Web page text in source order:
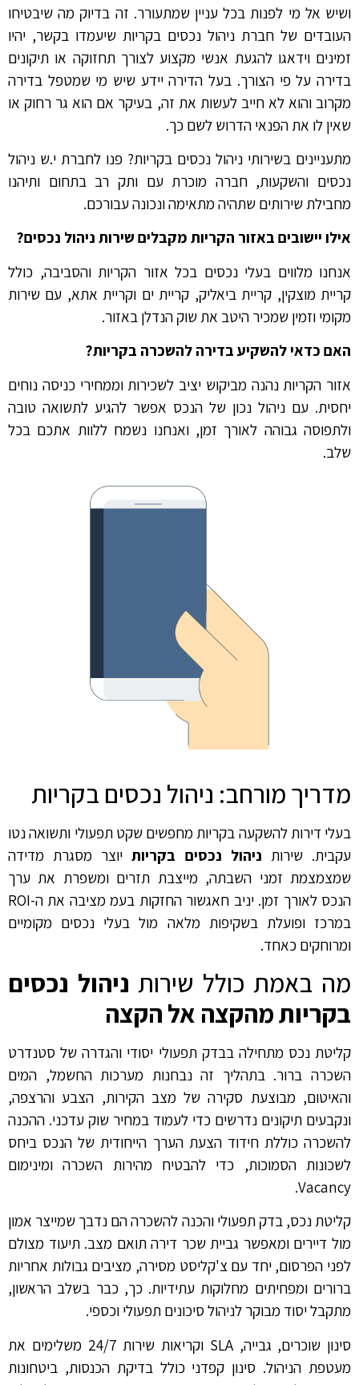
ושיש אל מי לפנות בכל עניין שמתעורר. זה בדיוק מה שיבטיחו
העובדים של חברת ניהול נכסים בקריות שיעמדו בקשר, יהיו
זמינים וידאגו להגעת אנשי מקצוע לצורך תחזוקה או תיקונים
בדירה על פי הצורך. בעל הדירה יידע שיש מי שמטפל בדירה
מקרוב והוא לא חייב לעשות את זה, בעיקר אם הוא גר רחוק או
שאין לו את הפנאי הדרוש לשם כך.
מתעניינים בשירותי ניהול נכסים בקריות? פנו לחברת י.ש ניהול
נכסים והשקעות, חברה מוכרת עם ותק רב בתחום ותיהנו
מחבילת שירותים שתהיה מתאימה ונכונה עבורכם.
אילו יישובים באזור הקריות מקבלים שירות ניהול נכסים?
אנחנו מלווים בעלי נכסים בכל אזור הקריות והסביבה, כולל
קריית מוצקין, קריית ביאליק, קריית ים וקריית אתא, עם שירות
מקומי וזמין שמכיר היטב את שוק הנדלן באזור.
האם כדאי להשקיע בדירה להשכרה בקריות?
אזור הקריות נהנה מביקוש יציב לשכירות וממחירי כניסה נוחים
יחסית. עם ניהול נכון של הנכס אפשר להגיע לתשואה טובה
ולתפוסה גבוהה לאורך זמן, ואנחנו נשמח ללוות אתכם בכל
שלב.
מדריך מורחב: ניהול נכסים בקריות
בעלי דירות להשקעה בקריות מחפשים שקט תפעולי ותשואה נטו
עקבית. שירות ניהול נכסים בקריותיוצר מסגרת מדידה
שמצמצמת זמני השבתה, מייצבת תזרים ומשפרת את ערך
הנכס לאורך זמן. יניב חאגשור החזקות בעמ מציבה את ה-ROI
במרכז ופועלת בשקיפות מלאה מול בעלי נכסים מקומיים
ומרוחקים כאחד.
מה באמת כולל שירות ניהול נכסים
בקריות מהקצה אל הקצה
קליטת נכס מתחילה בבדק תפעולי יסודי והגדרה של סטנדרט
השכרה ברור. בתהליך זה נבחנות מערכות החשמל, המים
והאיטום, מבוצעת סקירה של מצב הקירות, הצבע והרצפה,
ונקבעים תיקונים נדרשים כדי לעמוד במחיר שוק עדכני. ההכנה
להשכרה כוללת חידוד הצעת הערך הייחודית של הנכס ביחס
לשכונות הסמוכות, כדי להבטיח מהירות השכרה ומינימום
Vacancy.
קליטת נכס, בדק תפעולי והכנה להשכרה הם נדבך שמייצר אמון
מול דיירים ומאפשר גביית שכר דירה תואם מצב. תיעוד מצולם
לפני הפרסום, יחד עם צ'קליסט מסירה, מציבים גבולות אחריות
ברורים ומפחיתים מחלוקות עתידיות. כך, כבר בשלב הראשון,
מתקבל יסוד מבוקר לניהול סיכונים תפעולי וכספי.
סינון שוכרים, גבייה, SLA וקריאות שירות 24/7 משלימים את
מעטפת הניהול. סינון קפדני כולל בדיקת הכנסות, ביטחונות